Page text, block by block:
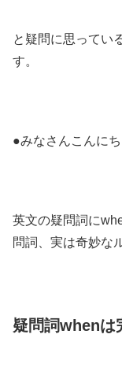
と疑問に思ってい
す。
●みなさんこんに
英文の疑問詞に
問詞、実は奇妙な
疑問詞whenは